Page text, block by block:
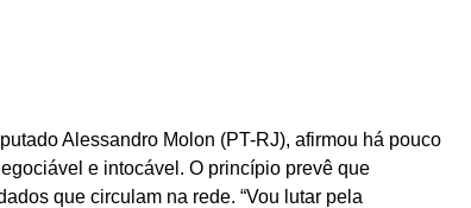
Alessandro Molon (PT-RJ), afirmou há pouco
e intocável. O princípio prevê que
que circulam na rede. “Vou lutar pela